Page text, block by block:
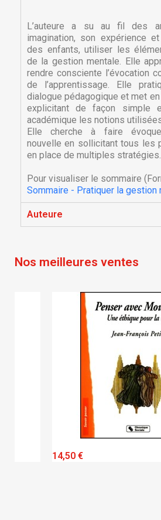
Ajouter à ma liste
add_circle_outline Créer une nouvelle liste
Créer une liste
Nom de la liste d'envies
Connexion
Vous devez être connecté pour
à votre liste d'envies.
L’auteure a su au fil des
imagination, son expérience
des enfants, utiliser les
de la gestion mentale. Elle
rendre consciente l’évocation
de l’apprentissage. Elle
dialogue pédagogique et met
explicitant de façon simple
académique les notions
Elle cherche à faire
nouvelle en sollicitant tous les
en place de multiples stratégies.
Pour visualiser le sommaire
Sommaire - Pratiquer la gestion
Auteure
Nos meilleures ventes
14,50 €